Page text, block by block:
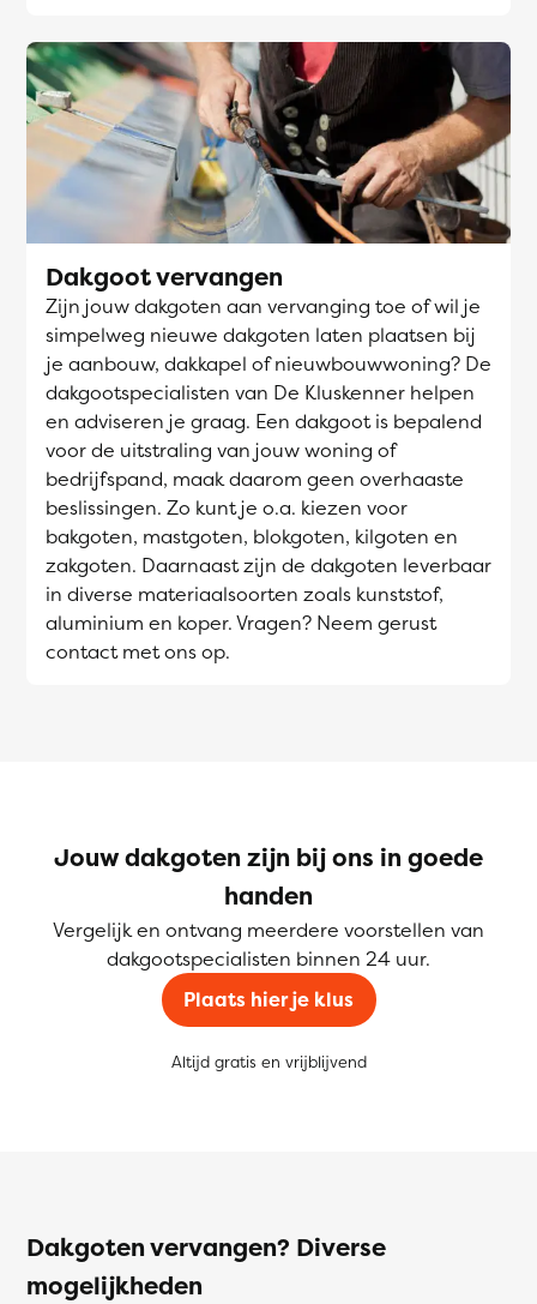
Dakgoot vervangen
Zijn jouw dakgoten aan vervanging toe of wil je
simpelweg nieuwe dakgoten laten plaatsen bij
je aanbouw, dakkapel of nieuwbouwwoning? De
dakgootspecialisten van De Kluskenner helpen
en adviseren je graag. Een dakgoot is bepalend
voor de uitstraling van jouw woning of
bedrijfspand, maak daarom geen overhaaste
beslissingen. Zo kunt je o.a. kiezen voor
bakgoten, mastgoten, blokgoten, kilgoten en
zakgoten. Daarnaast zijn de dakgoten leverbaar
in diverse materiaalsoorten zoals kunststof,
aluminium en koper. Vragen? Neem gerust
contact met ons op.
Jouw dakgoten zijn bij ons in goede
handen
Vergelijk en ontvang meerdere voorstellen van
dakgootspecialisten binnen 24 uur.
Plaats hier je klus
Altijd gratis en vrijblijvend
Dakgoten vervangen? Diverse
mogelijkheden